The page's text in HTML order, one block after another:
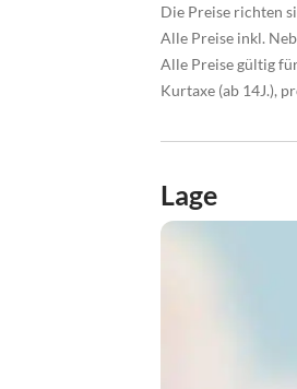
Die Preise richten
Alle Preise inkl.
Alle Preise gültig
Kurtaxe (ab 14J.),
Lage